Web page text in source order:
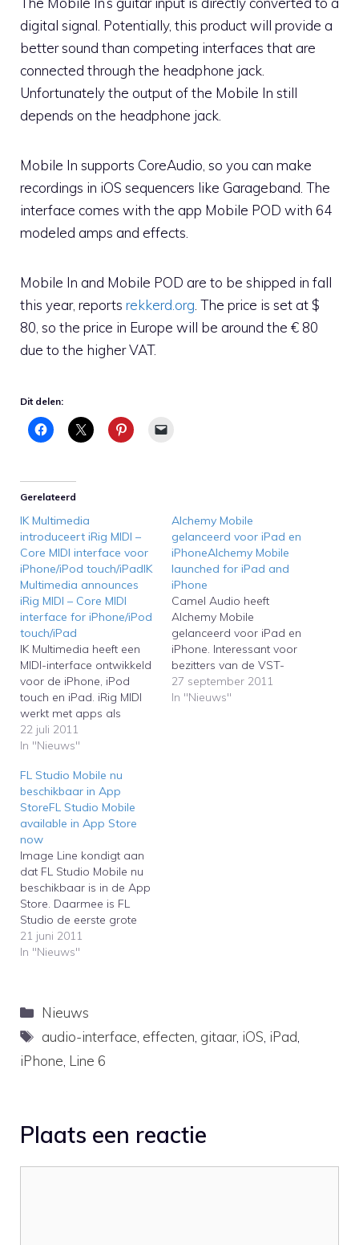
digital signal. Potentially, this product will provide a
better sound than competing interfaces that are
connected through the headphone jack.
Unfortunately the output of the Mobile In still
depends on the headphone jack.
Mobile In supports CoreAudio, so you can make
recordings in iOS sequencers like Garageband. The
interface comes with the app Mobile POD with 64
modeled amps and effects.
Mobile In and Mobile POD are to be shipped in fall
this year, reports rekkerd.org. The price is set at $
80, so the price in Europe will be around the € 80
due to the higher VAT.
Dit delen:
Gerelateerd
IK Multimedia
introduceert iRig MIDI –
Core MIDI interface voor
iPhone/iPod touch/iPadIK
Multimedia announces
iRig MIDI – Core MIDI
interface for iPhone/iPod
touch/iPad
IK Multimedia heeft een
MIDI-interface ontwikkeld
voor de iPhone, iPod
touch en iPad. iRig MIDI
werkt met apps als
Garageband die
ondersteuning bieden
Multimedia has designed
a MIDI interface for the
iPhone, iPod touch and
iPad. iRig MIDI works with
apps like Garageband
that support Core MIDI.
22 juli 2011
In "Nieuws"
Alchemy Mobile
gelanceerd voor iPad en
iPhoneAlchemy Mobile
launched for iPad and
iPhone
Camel Audio heeft
Alchemy Mobile
gelanceerd voor iPad en
iPhone. Interessant voor
bezitters van de VST-
versie van Alchemy is dat
de synthesizer via de
27 september 2011
In "Nieuws"
FL Studio Mobile nu
beschikbaar in App
StoreFL Studio Mobile
available in App Store
now
Image Line kondigt aan
dat FL Studio Mobile nu
beschikbaar is in de App
Store. Daarmee is FL
Studio de eerste grote
sequencer die nu
gedeeltelijke integratie
verschillende versies: FL
Studio Mobile HD voor de
21 juni 2011
In "Nieuws"
Categorieën
Nieuws
Tags
audio-interface, effecten, gitaar, iOS, iPad,
iPhone, Line 6
Plaats een reactie